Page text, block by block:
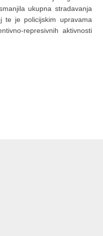
ukupna stradavanja
te je policijskim upravama
represivnih aktivnosti